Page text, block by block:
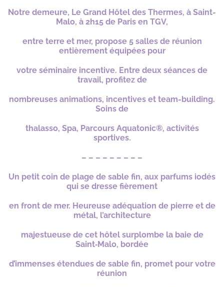
Notre demeure, Le Grand Hôtel des Thermes, à Saint-
Malo, à 2h15 de Paris en TGV,
entre terre et mer, propose 5 salles de réunion
entièrement équipées pour
votre séminaire incentive. Entre deux séances de
travail, profitez de
nombreuses animations, incentives et team-building.
Soins de
thalasso, Spa, Parcours Aquatonic®, activités
sportives.
– – – – – – – – –
Un petit coin de plage de sable fin, aux parfums iodés
qui se dresse fièrement
en front de mer. Heureuse adéquation de pierre et de
métal, l’architecture
majestueuse de cet hôtel surplombe la baie de
Saint‑Malo, bordée
d’immenses étendues de sable fin, promet pour votre
réunion